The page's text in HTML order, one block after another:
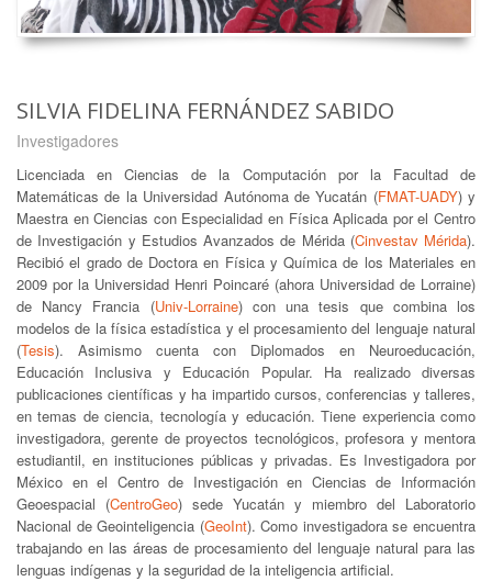
SILVIA FIDELINA FERNÁNDEZ SABIDO
Investigadores
Licenciada en Ciencias de la Computación por la Facultad de
Matemáticas de la Universidad Autónoma de Yucatán (FMAT-UADY) y
Maestra en Ciencias con Especialidad en Física Aplicada por el Centro
de Investigación y Estudios Avanzados de Mérida (Cinvestav Mérida).
Recibió el grado de Doctora en Física y Química de los Materiales en
2009 por la Universidad Henri Poincaré (ahora Universidad de Lorraine)
de Nancy Francia (Univ-Lorraine) con una tesis que combina los
modelos de la física estadística y el procesamiento del lenguaje natural
(Tesis). Asimismo cuenta con Diplomados en Neuroeducación,
Educación Inclusiva y Educación Popular. Ha realizado diversas
publicaciones científicas y ha impartido cursos, conferencias y talleres,
en temas de ciencia, tecnología y educación. Tiene experiencia como
investigadora, gerente de proyectos tecnológicos, profesora y mentora
estudiantil, en instituciones públicas y privadas. Es Investigadora por
México en el Centro de Investigación en Ciencias de Información
Geoespacial (CentroGeo) sede Yucatán y miembro del Laboratorio
Nacional de Geointeligencia (GeoInt). Como investigadora se encuentra
trabajando en las áreas de procesamiento del lenguaje natural para las
lenguas indígenas y la seguridad de la inteligencia artificial.